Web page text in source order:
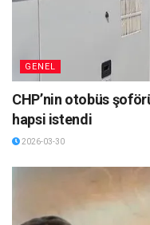
GENEL
CHP’nin otobüs
hapsi istendi
2026-03-30